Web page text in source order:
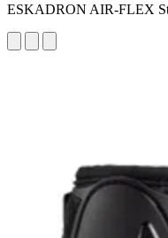
ESKADRON AIR-FLEX